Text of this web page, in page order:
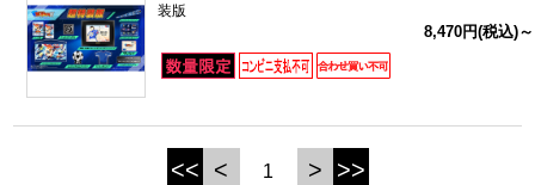
パックマン
ナムコクラシック
スサノオマジック
装版
8,470円(税込)～
<< < 1 > >>